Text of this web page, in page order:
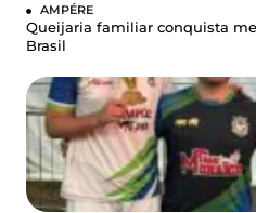
AMPÉRE
Queijaria familiar conquista
Brasil